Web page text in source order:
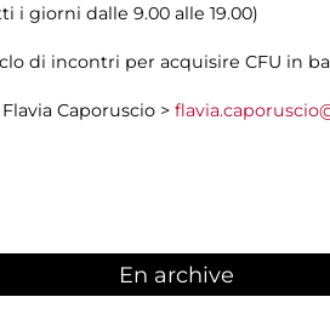
i giorni dalle 9.00 alle 19.00)
di incontri per acquisire CFU in
Caporuscio >
En archive